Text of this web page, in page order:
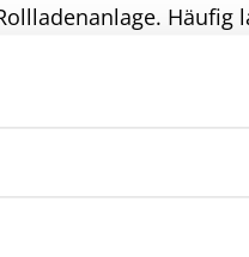
Häufig
Reparatur in
oder moderne